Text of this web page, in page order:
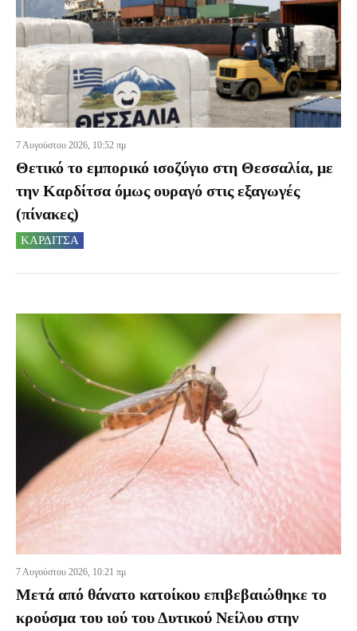
7 Αυγούστου 2026, 10:52 πμ
Θετικό το εμπορικό ισοζύγιο στη Θεσσαλία, με
την Καρδίτσα όμως ουραγό στις εξαγωγές
(πίνακες)
ΚΑΡΔΙΤΣΑ
7 Αυγούστου 2026, 10:21 πμ
Μετά από θάνατο κατοίκου επιβεβαιώθηκε το
κρούσμα του ιού του Δυτικού Νείλου στην